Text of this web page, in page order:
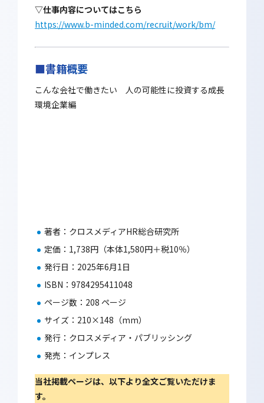
▽仕事内容についてはこちら
https://www.b-minded.com/recruit/work/bm/
■書籍概要
こんな会社で働きたい 人の可能性に投資する成長
環境企業編
著者：クロスメディアHR総合研究所
定価：1,738円（本体1,580円＋税10％）
発行日：2025年6月1日
ISBN：9784295411048
ページ数：208 ページ
サイズ：210×148（mm）
発行：クロスメディア・パブリッシング
発売：インプレス
当社掲載ページは、以下より全文ご覧いただけま
す。